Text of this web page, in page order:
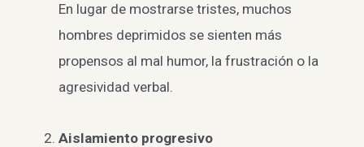
En lugar de mostrarse tristes, muchos
hombres deprimidos se sienten más
propensos al mal humor, la frustración o la
agresividad verbal.
Aislamiento progresivo